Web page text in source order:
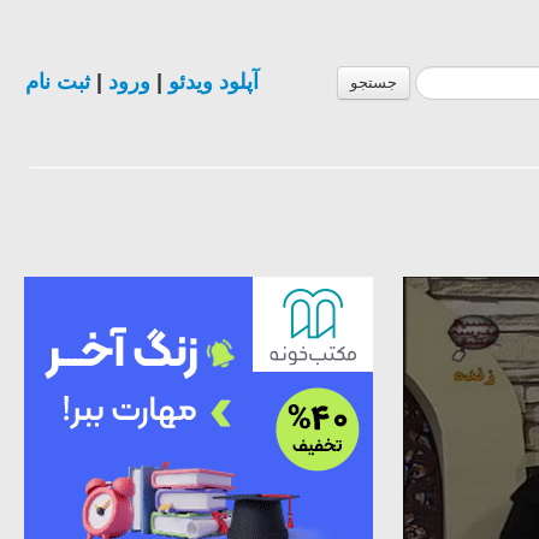
جستجو آپلود ویدئو ورود |ثبت نام